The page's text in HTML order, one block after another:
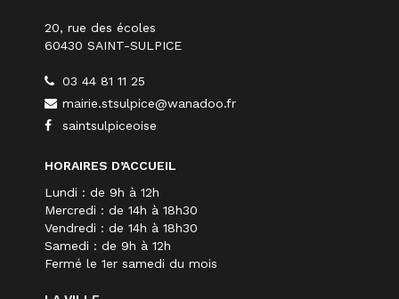
20, rue des écoles
60430 SAINT-SULPICE
03 44 81 11 25
mairie.stsulpice@wanadoo.fr
saintsulpiceoise
HORAIRES D’ACCUEIL
Lundi : de 9h à 12h
Mercredi : de 14h à 18h30
Vendredi : de 14h à 18h30
Samedi : de 9h à 12h
Fermé le 1er samedi du mois